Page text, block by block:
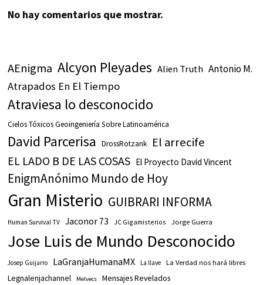
No hay comentarios que mostrar.
AEnigma Alcyon Pleyades Alien Truth Antonio M.
Atrapados En El Tiempo
Atraviesa lo desconocido
Cielos Tóxicos Geoingeniería Sobre Latinoamérica
David Parcerisa DrossRotzank El arrecife
EL LADO B DE LAS COSAS El Proyecto David Vincent
EnigmAnónimo Mundo de Hoy
Gran Misterio GUIBRARI INFORMA
Human Survival TV Jaconor 73 JC Gigamisterios Jorge Guerra
Jose Luis de Mundo Desconocido
Josep Guijarro LaGranjaHumanaMX La llave La Verdad nos hará libres
Legnalenjachannel Melvecs Mensajes Revelados